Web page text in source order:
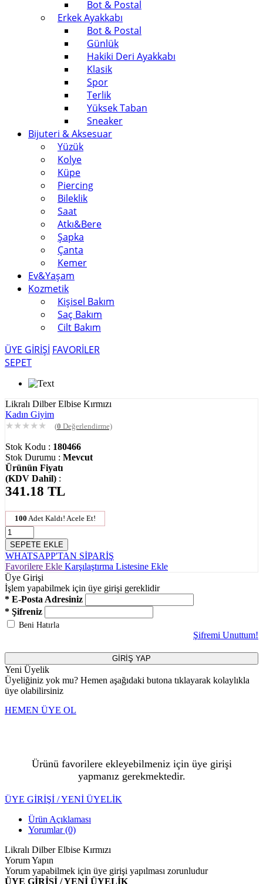
Bot & Postal
Erkek Ayakkabı
Bot & Postal
Günlük
Hakiki Deri Ayakkabı
Klasik
Spor
Terlik
Yüksek Taban
Sneaker
Bijuteri & Aksesuar
Yüzük
Kolye
Küpe
Piercing
Bileklik
Saat
Atkı&Bere
Şapka
Çanta
Kemer
Ev&Yaşam
Kozmetik
Kişisel Bakım
Saç Bakım
Cilt Bakım
ÜYE GİRİŞİ FAVORİLER
SEPET
Likralı Dilber Elbise Kırmızı
Kadın Giyim
★★★★★ (0 Değerlendirme)
Stok Kodu : 180466
Stok Durumu : Mevcut
Ürünün Fiyatı
(KDV Dahil) :
341.18 TL
100 Adet Kaldı! Acele Et!
SEPETE EKLE
WHATSAPP'TAN SİPARİŞ
Favorilere Ekle Karşılaştırma Listesine Ekle
Üye Girişi
İşlem yapabilmek için üye girişi gereklidir
* E-Posta Adresiniz
* Şifreniz
Beni Hatırla
Şifremi Unuttum!
GİRİŞ YAP
Yeni Üyelik
Üyeliğiniz yok mu? Hemen aşağıdaki butona tıklayarak kolaylıkla
üye olabilirsiniz
HEMEN ÜYE OL
Ürünü favorilere ekleyebilmeniz için üye girişi
yapmanız gerekmektedir.
ÜYE GİRİŞİ / YENİ ÜYELİK
Ürün Açıklaması
Yorumlar (0)
Likralı Dilber Elbise Kırmızı
Yorum Yapın
Yorum yapabilmek için üye girişi yapılması zorunludur
ÜYE GİRİŞİ / YENİ ÜYELİK